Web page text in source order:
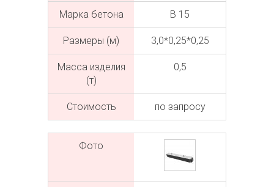
Марка бетона В 15
Размеры (м) 3,0*0,25*0,25
Масса изделия
(т)
0,5
Cтоимость по запросу
Фото